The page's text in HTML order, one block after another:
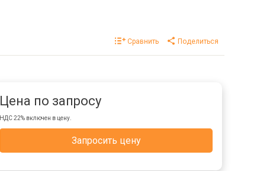
Сравнить Поделиться
Цена по запросу
НДС 22% включен в цену.
Запросить цену